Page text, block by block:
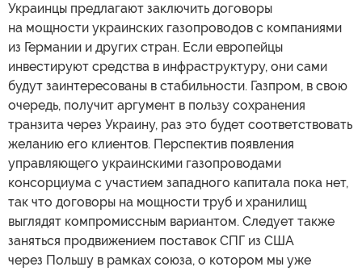
Украинцы предлагают заключить договоры
на мощности украинских газопроводов с компаниями
из Германии и других стран. Если европейцы
инвестируют средства в инфраструктуру, они сами
будут заинтересованы в стабильности. Газпром, в свою
очередь, получит аргумент в пользу сохранения
транзита через Украину, раз это будет соответствовать
желанию его клиентов. Перспектив появления
управляющего украинскими газопроводами
консорциума с участием западного капитала пока нет,
так что договоры на мощности труб и хранилищ
выглядят компромиссным вариантом. Следует также
заняться продвижением поставок СПГ из США
через Польшу в рамках союза, о котором мы уже